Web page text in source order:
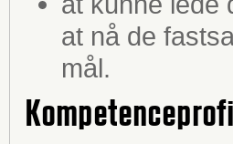
at nå de
mål.
Kompetenceprofil